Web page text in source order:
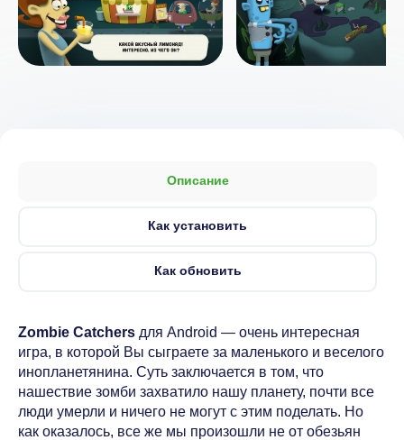
Описание
Как установить
Как обновить
Zombie Catchers для Android — очень интересная
игра, в которой Вы сыграете за маленького и веселого
инопланетянина. Суть заключается в том, что
нашествие зомби захватило нашу планету, почти все
люди умерли и ничего не могут с этим поделать. Но
как оказалось, все же мы произошли не от обезьян